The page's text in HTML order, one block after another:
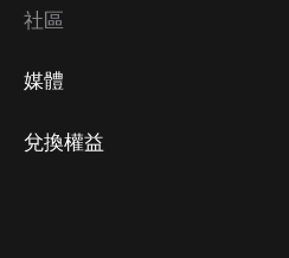
社區
媒體
兌換權益